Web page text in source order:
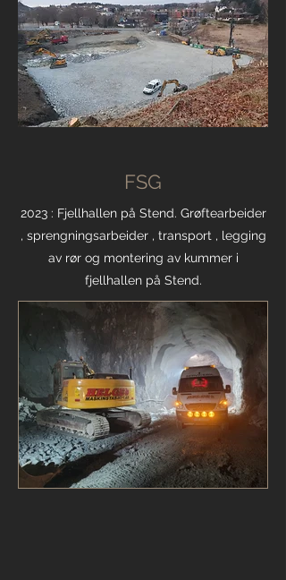
FSG
2023 : Fjellhallen på Stend. Grøftearbeider
, sprengningsarbeider , transport , legging
av rør og montering av kummer i
fjellhallen på Stend.